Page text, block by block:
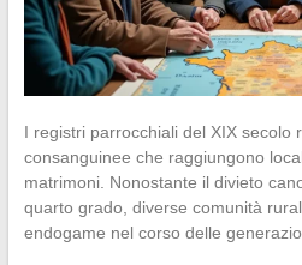
I registri parrocchiali del XIX secolo
consanguinee che raggiungono
matrimoni. Nonostante il divieto
quarto grado, diverse comunità
endogame nel corso delle